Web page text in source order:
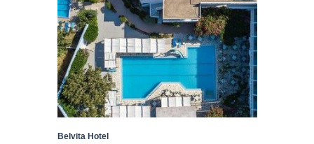
Belvita Hotel